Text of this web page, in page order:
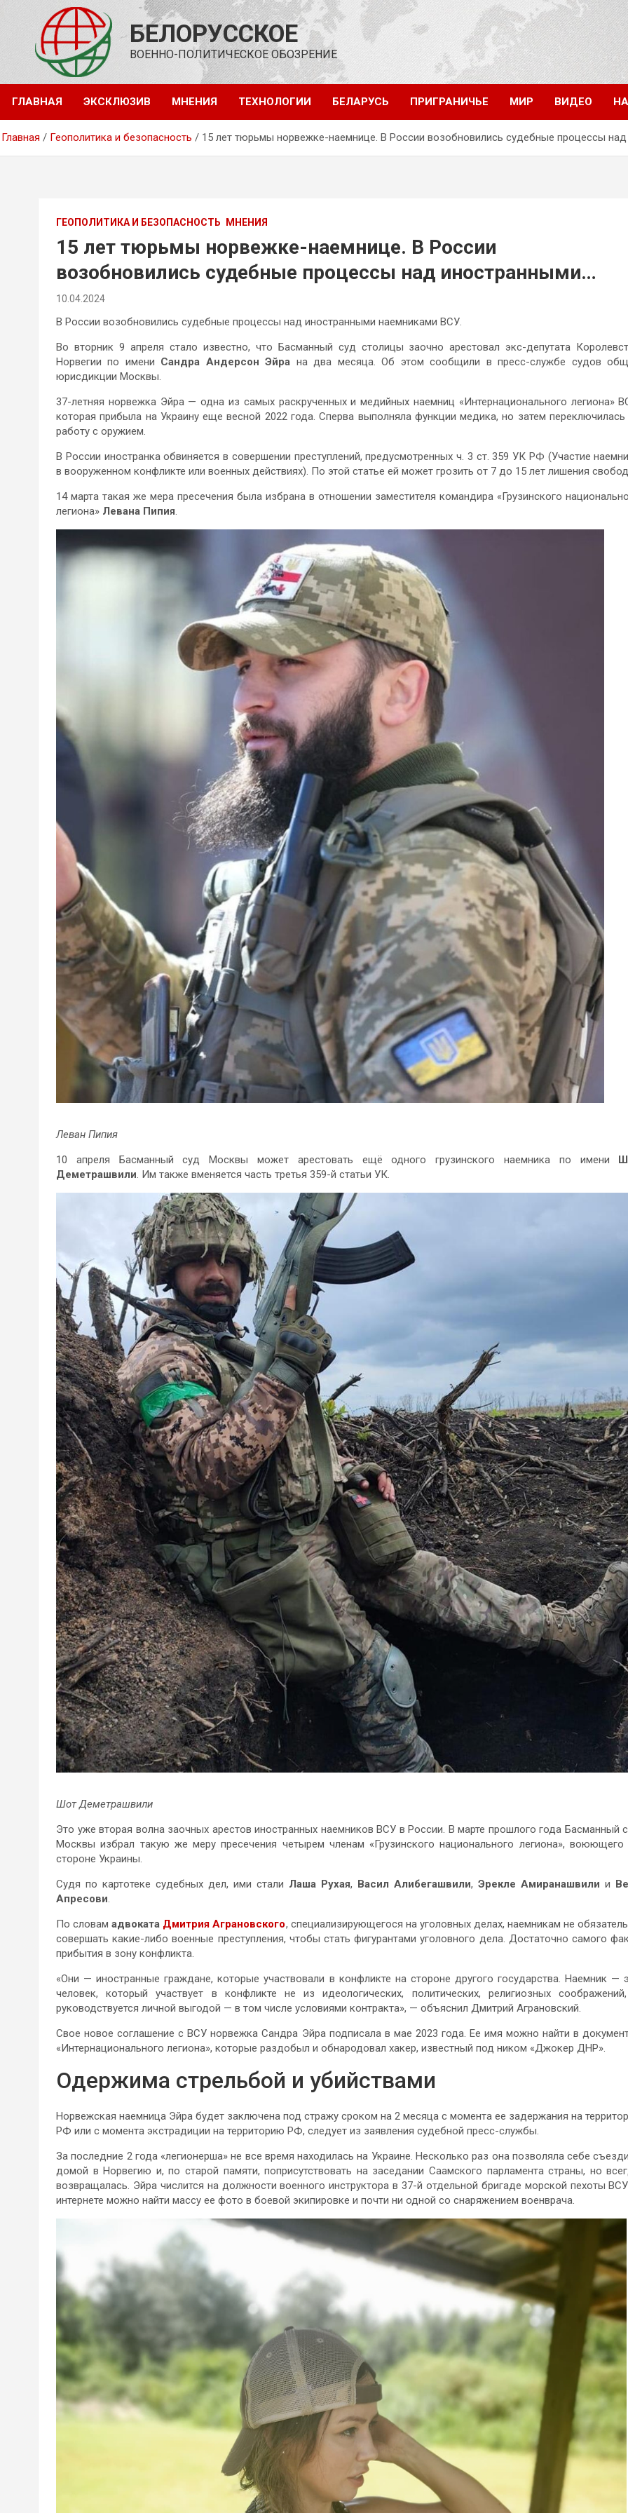
содержимому
БЕЛОРУССКОЕ
ВОЕННО-ПОЛИТИЧЕСКОЕ ОБОЗРЕНИЕ
ГЛАВНАЯ ЭКСКЛЮЗИВ МНЕНИЯ ТЕХНОЛОГИИ БЕЛАРУСЬ ПРИГРАНИЧЬЕ МИР ВИДЕО
Главная Геополитика и безопасность 15 лет тюрьмы норвежке-наемнице. В России возобновились судебные процессы
ГЕОПОЛИТИКА И БЕЗОПАСНОСТЬ МНЕНИЯ
15 лет тюрьмы норвежке-наемнице. В России
возобновились судебные процессы над иностранными
наемниками ВСУ
10.04.2024
В России возобновились судебные процессы над иностранными наемниками ВСУ.
Во вторник 9 апреля стало известно, что Басманный суд столицы заочно арестовал экс-депутата
Норвегии по имени Сандра Андерсон Эйра на два месяца. Об этом сообщили в пресс-службе судов
юрисдикции Москвы.
37-летняя норвежка Эйра — одна из самых раскрученных и медийных наемниц «Интернационального легиона»
которая прибыла на Украину еще весной 2022 года. Сперва выполняла функции медика, но затем переключилась
работу с оружием.
В России иностранка обвиняется в совершении преступлений, предусмотренных ч. 3 ст. 359 УК РФ (Участие
в вооруженном конфликте или военных действиях). По этой статье ей может грозить от 7 до 15 лет лишения
14 марта такая же мера пресечения была избрана в отношении заместителя командира «Грузинского
легиона» Левана Пипия.
Леван Пипия
10 апреля Басманный суд Москвы может арестовать ещё одного грузинского наемника по имени
Деметрашвили. Им также вменяется часть третья 359-й статьи УК.
Шот Деметрашвили
Это уже вторая волна заочных арестов иностранных наемников ВСУ в России. В марте прошлого года Басманный
Москвы избрал такую же меру пресечения четырем членам «Грузинского национального легиона», воюющего
стороне Украины.
Судя по картотеке судебных дел, ими стали Лаша Рухая, Васил Алибегашвили,Эрекле Амиранашвили и
Апресови.
По словамадвоката Дмитрия Аграновского, специализирующегося на уголовных делах, наемникам не
совершать какие-либо военные преступления, чтобы стать фигурантами уголовного дела. Достаточно самого
прибытия в зону конфликта.
«Они — иностранные граждане, которые участвовали в конфликте на стороне другого государства. Наемник —
человек, который участвует в конфликте не из идеологических, политических, религиозных
руководствуется личной выгодой — в том числе условиями контракта», — объяснил Дмитрий Аграновский.
Свое новое соглашение с ВСУ норвежка Сандра Эйра подписала в мае 2023 года. Ее имя можно найти в
«Интернационального легиона», которые раздобыл и обнародовал хакер, известный под ником «Джокер ДНР».
Одержима стрельбой и убийствами
Норвежская наемница Эйра будет заключена под стражу сроком на 2 месяца с момента ее задержания на
РФ или с момента экстрадиции на территорию РФ, следует из заявления судебной пресс-службы.
За последние 2 года «легионерша» не все время находилась на Украине. Несколько раз она позволяла себе
домой в Норвегию и, по старой памяти, поприсутствовать на заседании Саамского парламента страны, но
возвращалась. Эйра числится на должности военного инструктора в 37-й отдельной бригаде морской пехоты
интернете можно найти массу ее фото в боевой экипировке и почти ни одной со снаряжением военврача.